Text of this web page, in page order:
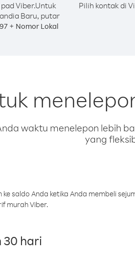
Viber.Untuk
Baru, putar
+ Nomor Lokal
Pilih kontak di
waktu menelepon lebih
yang
saldo Anda ketika Anda membeli
murah Viber.
30 hari